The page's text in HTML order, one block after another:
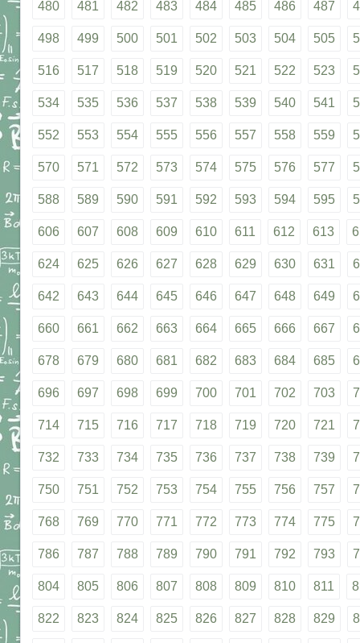
480 481 482 483 484 485 486 487
498 499 500 501 502 503 504 505
516 517 518 519 520 521 522 523
534 535 536 537 538 539 540 541
552 553 554 555 556 557 558 559
570 571 572 573 574 575 576 577
588 589 590 591 592 593 594 595
606 607 608 609 610 611 612 613
624 625 626 627 628 629 630 631
642 643 644 645 646 647 648 649
660 661 662 663 664 665 666 667
678 679 680 681 682 683 684 685
696 697 698 699 700 701 702 703
714 715 716 717 718 719 720 721
732 733 734 735 736 737 738 739
750 751 752 753 754 755 756 757
768 769 770 771 772 773 774 775
786 787 788 789 790 791 792 793
804 805 806 807 808 809 810 811
822 823 824 825 826 827 828 829